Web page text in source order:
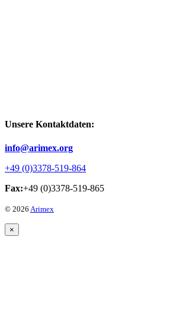
Unsere Kontaktdaten:
info@arimex.org
+49 (0)3378-519-864
Fax:+49 (0)3378-519-865
© 2026 Arimex
×